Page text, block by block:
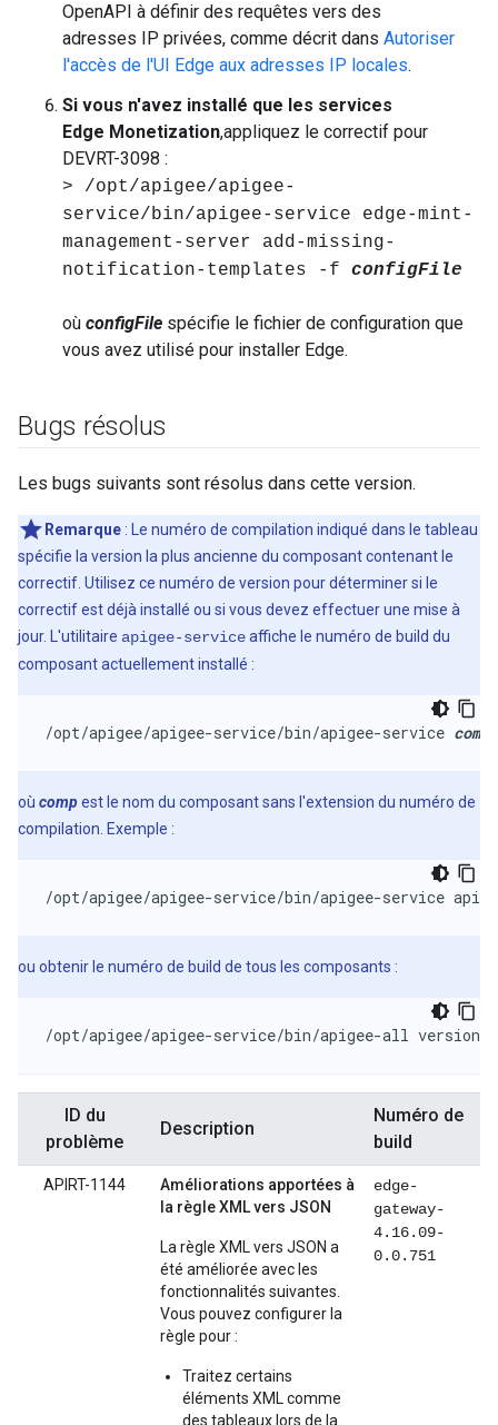
OpenAPI à définir des requêtes vers des
adresses IP privées, comme décrit dans Autoriser
l'accès de l'UI Edge aux adresses IP locales.
Si vous n'avez installé que les services
Edge Monetization,appliquez le correctif pour
DEVRT-3098 :
> /opt/apigee/apigee-
service/bin/apigee-service edge-mint-
management-server add-missing-
notification-templates -f configFile
où configFile spécifie le fichier de configuration que
vous avez utilisé pour installer Edge.
Bugs résolus
Les bugs suivants sont résolus dans cette version.
Remarque : Le numéro de compilation indiqué dans le tableau
spécifie la version la plus ancienne du composant contenant le
correctif. Utilisez ce numéro de version pour déterminer si le
correctif est déjà installé ou si vous devez effectuer une mise à
jour. L'utilitaire apigee-serviceaffiche le numéro de build du
composant actuellement installé :
/opt/apigee/apigee-service/bin/apigee-service comp
où compest le nom du composant sans l'extension du numéro de
compilation. Exemple :
/opt/apigee/apigee-service/bin/apigee-service
ou obtenir le numéro de build de tous les composants :
/opt/apigee/apigee-service/bin/apigee-all version
ID du
problème
Description
Numéro de
build
APIRT-1144
Améliorations apportées à
la règle XML vers JSON
La règle XML vers JSON a
été améliorée avec les
fonctionnalités suivantes.
Vous pouvez configurer la
règle pour :
Traitez certains
éléments XML comme
des tableaux lors de la
edge-
gateway-
4.16.09-
0.0.751